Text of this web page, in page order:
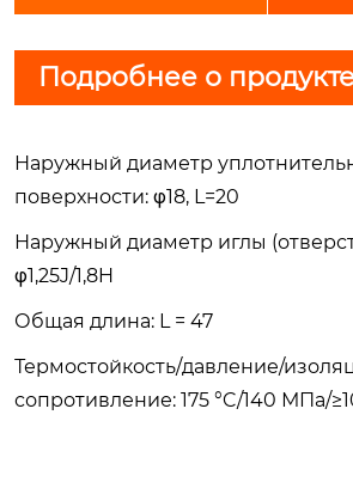
Подробнее о
Наружный диаметр
поверхности: φ18, L=20
Наружный диаметр иглы
φ1,25J/1,8H
Общая длина: L = 47
Термостойкость/давление/
сопротивление: 175 °C/140 МПа/